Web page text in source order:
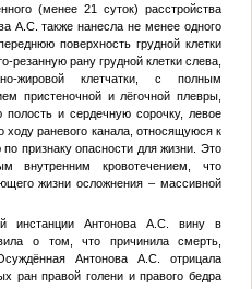
(менее 21 суток) расстройства
А.С. также нанесла не менее одного
поверхность грудной клетки
резанную рану грудной клетки слева,
жировой клетчатки, с полным
пристеночной и лёгочной плевры,
и сердечную сорочку, левое
ходу раневого канала, относящуюся к
признаку опасности для жизни. Это
внутренним кровотечением, что
жизни осложнения – массивной
инстанции Антонова А.С. вину в
о том, что причинила смерть,
Антонова А.С. отрицала
ран правой голени и правого бедра